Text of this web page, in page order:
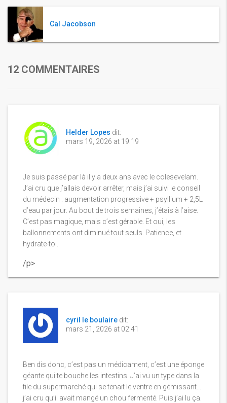
Cal Jacobson
12 COMMENTAIRES
Helder Lopes dit:
mars 19, 2026 at 19:19
Je suis passé par là il y a deux ans avec le colesevelam.
J’ai cru que j’allais devoir arrêter, mais j’ai suivi le conseil
du médecin : augmentation progressive + psyllium + 2,5L
d’eau par jour. Au bout de trois semaines, j’étais à l’aise.
C’est pas magique, mais c’est gérable. Et oui, les
ballonnements ont diminué tout seuls. Patience, et
hydrate-toi.
/p>
cyril le boulaire dit:
mars 21, 2026 at 02:41
Ben dis donc, c’est pas un médicament, c’est une éponge
géante qui te bouche les intestins. J’ai vu un type dans la
file du supermarché qui se tenait le ventre en gémissant…
j’ai cru qu’il avait mangé un chou fermenté. Puis j’ai lu ça.